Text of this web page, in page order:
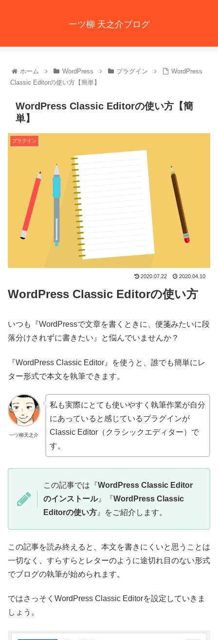
一ツ柳 天之介ブログ
ホーム WordPress プラグイン
WordPress
Classic Editorの使い方【簡単】
WordPress Classic Editorの使い方【簡
単】
プラグイン
2020.07.22 2020.04.10
WordPress Classic Editorの使い方
いつも『WordPressで文章を書くときに、便箋みたいに段
落分けされずに書きたい』と悩んでいませんか？
『WordPress Classic Editor』を使うと、誰でも簡単にレ
ター形式で本文を執筆できます。
一ツ柳天之介
私も実際にとても使いやすく執筆作業が自分
にあっていると感じているプラグインが
Classic Editor（クラシックエディター）で
す。
この記事では『WordPress Classic Editor
のインストール』『WordPress Classic
Editorの使い方 』をご紹介します。
この記事を読み終えると、本文を書きにくいと思うことは
一切なく、すらすらとレターのように途切れ目のない形式
でブログの執筆が始められます。
ではさっそくWordPress Classic Editorを設定していきま
しょう。